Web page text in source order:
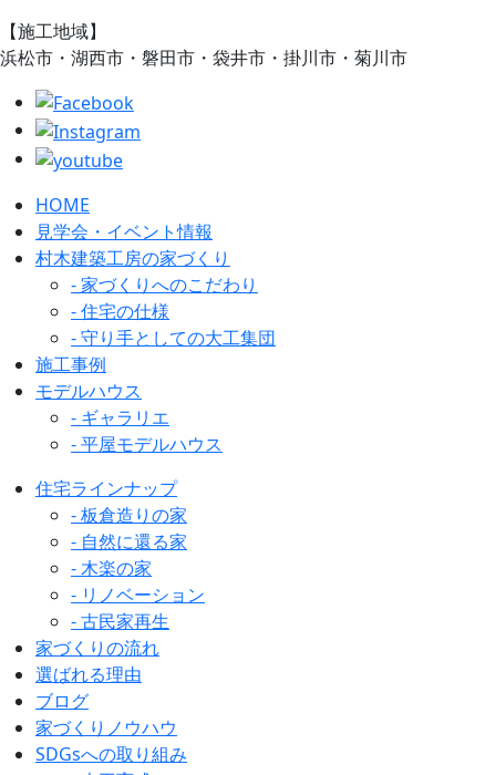
【施工地域】
浜松市・湖西市・磐田市・袋井市・掛川市・菊川市
HOME
見学会・イベント情報
村木建築工房の家づくり
- 家づくりへのこだわり
- 住宅の仕様
- 守り手としての大工集団
施工事例
モデルハウス
- ギャラリエ
- 平屋モデルハウス
住宅ラインナップ
- 板倉造りの家
- 自然に還る家
- 木楽の家
- リノベーション
- 古民家再生
家づくりの流れ
選ばれる理由
ブログ
家づくりノウハウ
SDGsへの取り組み